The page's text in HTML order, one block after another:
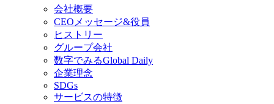
会社概要
CEOメッセージ&役員
ヒストリー
グループ会社
数字でみるGlobal Daily
企業理念
SDGs
サービスの特徴